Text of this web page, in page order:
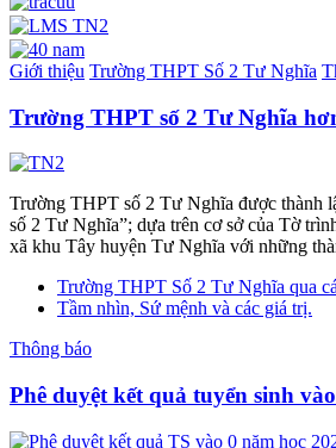
Giới thiệu Trường THPT Số 2 Tư Nghĩa
Trường THPT số 2 Tư Nghĩa
Trường THPT số 2 Tư Nghĩa được thành
số 2 Tư Nghĩa”; dựa trên cơ sở của Tờ
xã khu Tây huyện Tư Nghĩa với những
Trường THPT Số 2 Tư Nghĩa qua
Tầm nhìn, Sứ mệnh và các giá trị.
Thông báo
Phê duyệt kết quả tuyển sinh